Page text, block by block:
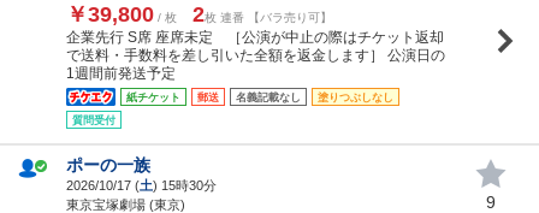
￥39,800 / 枚 2枚 連番 【バラ売り可】
企業先行 S席 座席未定 ［公演が中止の際はチケット返却
で送料・手数料を差し引いた全額を返金します］ 公演日の
1週間前発送予定
紙チケット 郵送 名義記載なし
塗りつぶしなし
質問受付
ポーの一族
2026/10/17 (土) 15時30分
東京宝塚劇場 (東京)
9